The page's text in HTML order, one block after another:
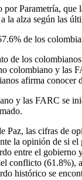
Parametría,
la alza según las
de los
de los
colombiano y las
afirma
y las FARC se
Paz, las cifras de
la opinión de si
entre el
conflicto
histórico se